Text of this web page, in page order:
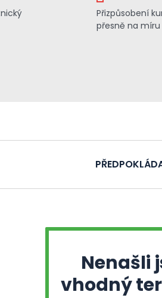
Přizpůsobení
přesně na míru
Nenašli
vhodný